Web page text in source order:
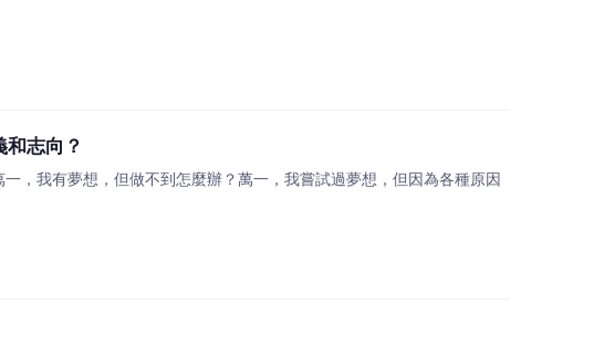
志向？
，我有夢想，但做不到怎麼辦？萬一，我嘗試過夢想，但因為各種原因